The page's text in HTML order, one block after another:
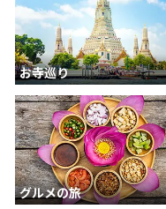
カオラック（パンガー）
ナラーティワート
パッターニー
ラノーン
ソンクラー
ヤラー
お寺巡り
グルメの旅